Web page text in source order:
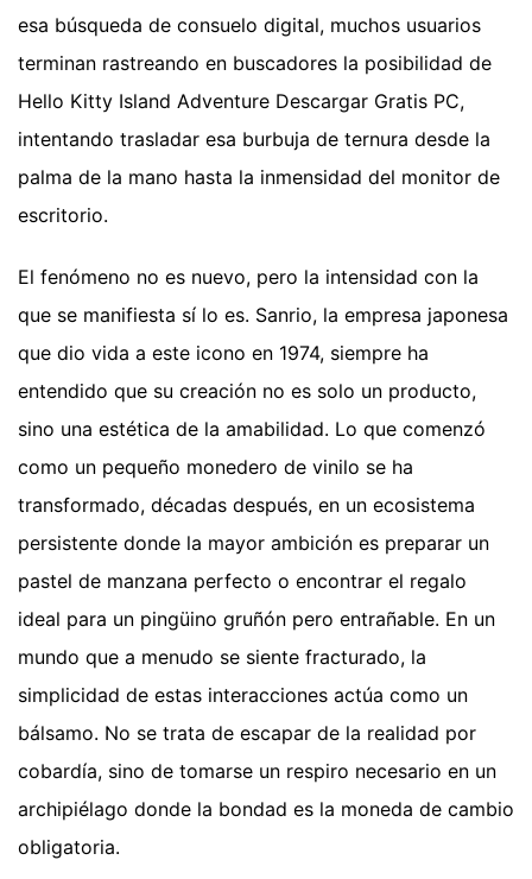
esa búsqueda de consuelo digital, muchos usuarios
terminan rastreando en buscadores la posibilidad de
Hello Kitty Island Adventure Descargar Gratis PC,
intentando trasladar esa burbuja de ternura desde la
palma de la mano hasta la inmensidad del monitor de
escritorio.
El fenómeno no es nuevo, pero la intensidad con la
que se manifiesta sí lo es. Sanrio, la empresa japonesa
que dio vida a este icono en 1974, siempre ha
entendido que su creación no es solo un producto,
sino una estética de la amabilidad. Lo que comenzó
como un pequeño monedero de vinilo se ha
transformado, décadas después, en un ecosistema
persistente donde la mayor ambición es preparar un
pastel de manzana perfecto o encontrar el regalo
ideal para un pingüino gruñón pero entrañable. En un
mundo que a menudo se siente fracturado, la
simplicidad de estas interacciones actúa como un
bálsamo. No se trata de escapar de la realidad por
cobardía, sino de tomarse un respiro necesario en un
archipiélago donde la bondad es la moneda de cambio
obligatoria.